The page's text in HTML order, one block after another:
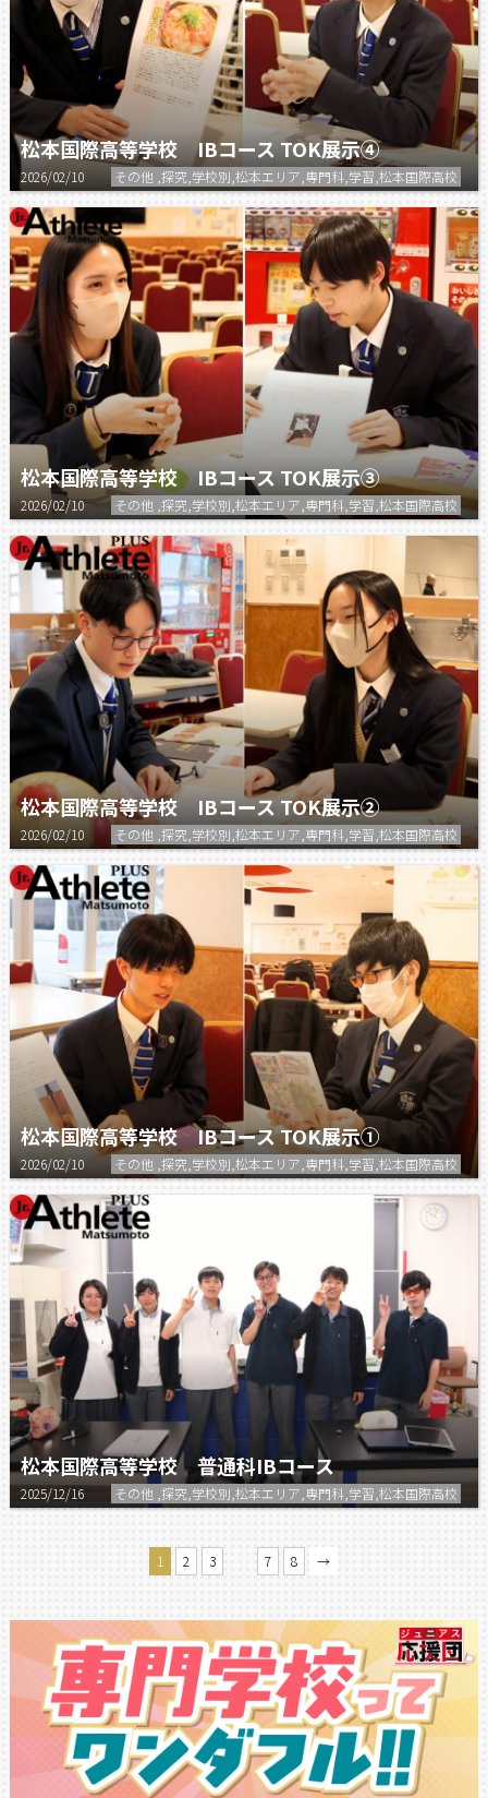
松本国際高等学校 IBコース TOK展示④
2026/02/10 その他 ,探究,学校別,松本エリア,専門科,学習,松本国際高校
松本国際高等学校 IBコース TOK展示③
2026/02/10 その他 ,探究,学校別,松本エリア,専門科,学習,松本国際高校
松本国際高等学校 IBコース TOK展示②
2026/02/10 その他 ,探究,学校別,松本エリア,専門科,学習,松本国際高校
松本国際高等学校 IBコース TOK展示①
2026/02/10 その他 ,探究,学校別,松本エリア,専門科,学習,松本国際高校
松本国際高等学校 普通科IBコース
2025/12/16 その他 ,探究,学校別,松本エリア,専門科,学習,松本国際高校
1 2 3 7 8 →